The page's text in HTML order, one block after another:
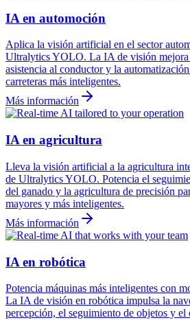
IA en automoción
Aplica la visión artificial en el sector
Ultralytics YOLO. La IA de visión mejora
asistencia al conductor y la
carreteras más inteligentes.
Más información
IA en agricultura
Lleva la visión artificial a la agricultura
de Ultralytics YOLO. Potencia el
del ganado y la agricultura de precisión
mayores y más inteligentes.
Más información
IA en robótica
Potencia máquinas más inteligentes con
La IA de visión en robótica impulsa la
percepción, el seguimiento de objetos y